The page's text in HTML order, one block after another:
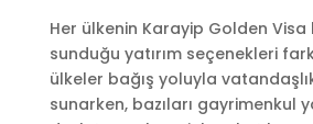
Her ülkenin Karayip Golden Visa
sunduğu yatırım seçenekleri
ülkeler bağış yoluyla
sunarken, bazıları gayrimenkul